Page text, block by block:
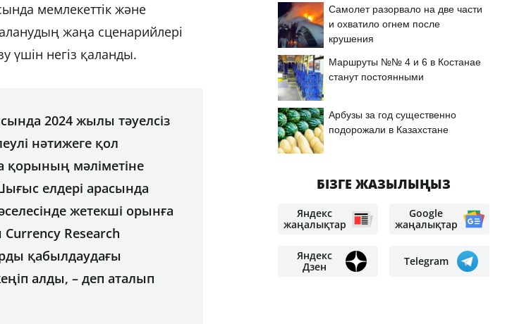
мемлекеттік және
жаңа сценарийлері
үшін негіз қаланды.
2024 жылы тәуелсіз
нәтижеге қол
қорының мәліметіне
елдері арасында
жетекші орынға
Research
қабылдаудағы
алды, – деп аталып
Самолет разорвало на две части
и охватило огнем после
крушения
Маршруты №№ 4 и 6 в Костанае
станут постоянными
Арбузы за год существенно
подорожали в Казахстане
БІЗГЕ ЖАЗЫЛЫҢЫЗ
Яндекс
жаңалықтар
Google
жаңалықтар
Яндекс
Дзен
Telegram